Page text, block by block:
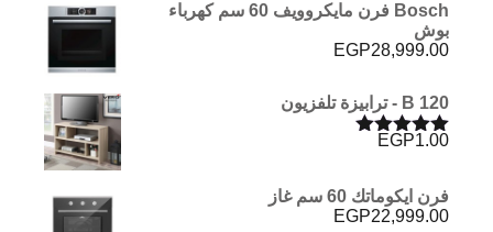
Bosch فرن مايكروويف 60 سم كهرباء
بوش
EGP28,999.00
B 120 - ترابيزة تلفزيون
تم التقييم
EGP1.00
فرن ايكوماتك 60 سم غاز
EGP22,999.00